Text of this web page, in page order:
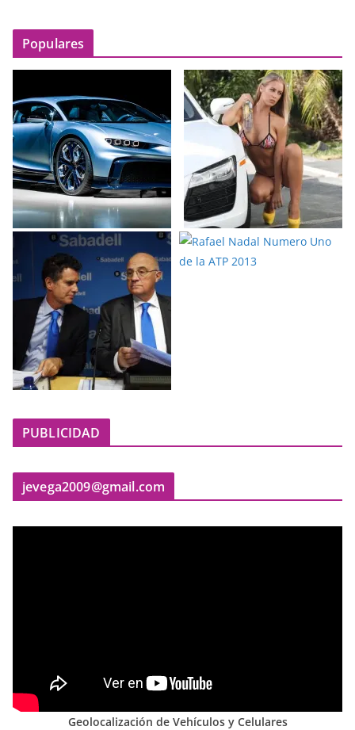
Populares
PUBLICIDAD
jevega2009@gmail.com
Geolocalización de Vehículos y Celulares